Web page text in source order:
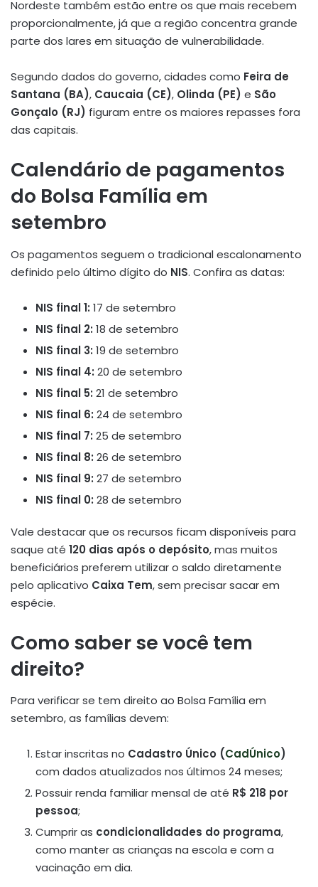
Nordeste também estão entre os que mais recebem
proporcionalmente, já que a região concentra grande
parte dos lares em situação de vulnerabilidade.
Segundo dados do governo, cidades como Feira de
Santana (BA), Caucaia (CE), Olinda (PE) e São
Gonçalo (RJ) figuram entre os maiores repasses fora
das capitais.
Calendário de pagamentos
do Bolsa Família em
setembro
Os pagamentos seguem o tradicional escalonamento
definido pelo último dígito do NIS. Confira as datas:
NIS final 1: 17 de setembro
NIS final 2: 18 de setembro
NIS final 3: 19 de setembro
NIS final 4: 20 de setembro
NIS final 5: 21 de setembro
NIS final 6: 24 de setembro
NIS final 7: 25 de setembro
NIS final 8: 26 de setembro
NIS final 9: 27 de setembro
NIS final 0: 28 de setembro
Vale destacar que os recursos ficam disponíveis para
saque até 120 dias após o depósito, mas muitos
beneficiários preferem utilizar o saldo diretamente
pelo aplicativo Caixa Tem, sem precisar sacar em
espécie.
Como saber se você tem
direito?
Para verificar se tem direito ao Bolsa Família em
setembro, as famílias devem:
Estar inscritas no Cadastro Único (CadÚnico)
com dados atualizados nos últimos 24 meses;
Possuir renda familiar mensal de até R$ 218 por
pessoa;
Cumprir as condicionalidades do programa,
como manter as crianças na escola e com a
vacinação em dia.